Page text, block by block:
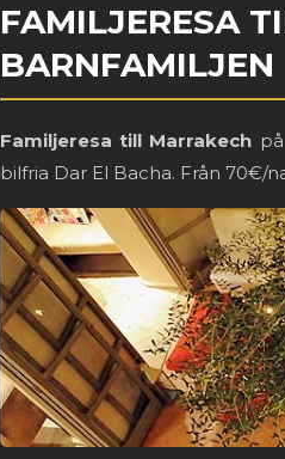
FAMILJERESA
BARNFAMILJEN
Familjeresa till Marrakech
bilfria Dar El Bacha. Från 70€/